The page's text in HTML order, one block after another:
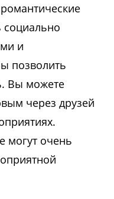
социально
и
позволить
Вы можете
через друзей
могут очень